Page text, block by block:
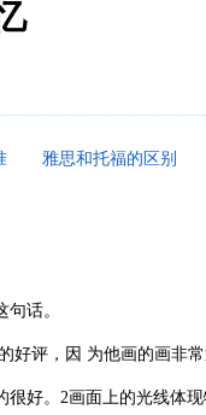
雅思和托福的区别
话。
好评，因 为他画的画非常
好。2画面上的光线体现